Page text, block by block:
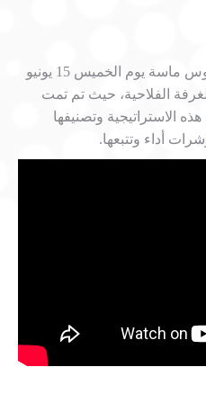
عقدت الغرفة الفلاحية لجهة سوس ماسة يوم الخميس 15 يونيو
الفلاحية، حيث تم تمت
الاستراتيجية وتصنيفها
أداء وتتبعها.